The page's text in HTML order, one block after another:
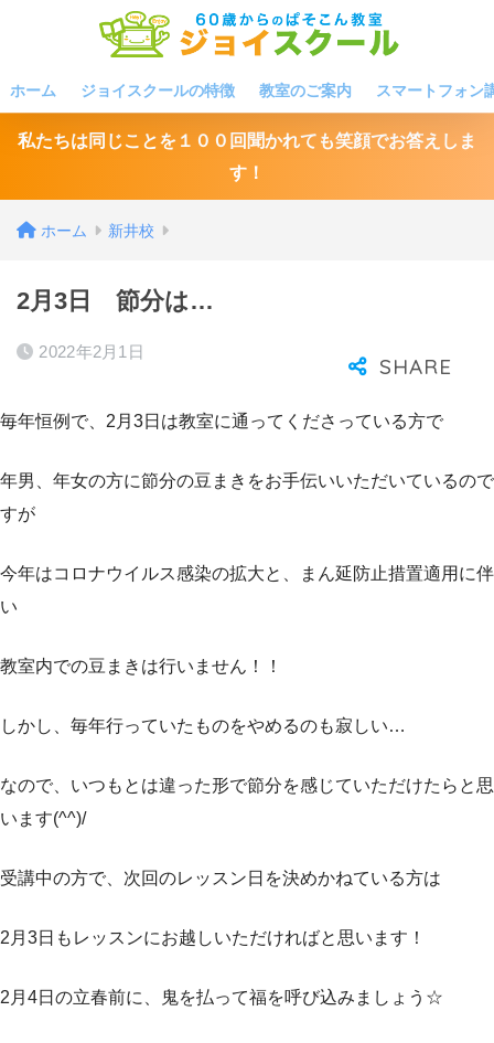
ホーム ジョイスクールの特徴 教室のご案内 スマートフォン
私たちは同じことを１００回聞かれても笑顔でお答えしま
す！
ホーム 新井校
2月3日 節分は…
2022年2月1日
毎年恒例で、2月3日は教室に通ってくださっている方で
年男、年女の方に節分の豆まきをお手伝いいただいているので
すが
今年はコロナウイルス感染の拡大と、まん延防止措置適用に伴
い
教室内での豆まきは行いません！！
しかし、毎年行っていたものをやめるのも寂しい…
なので、いつもとは違った形で節分を感じていただけたらと思
います(^^)/
受講中の方で、次回のレッスン日を決めかねている方は
2月3日もレッスンにお越しいただければと思います！
2月4日の立春前に、鬼を払って福を呼び込みましょう☆